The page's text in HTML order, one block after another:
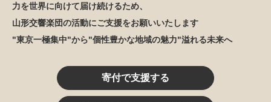
力を世界に向けて届け続けるため、
山形交響楽団の活動にご支援をお願いいたします
"東京一極集中"から"個性豊かな地域の魅力"溢れる未来へ
寄付で支援する